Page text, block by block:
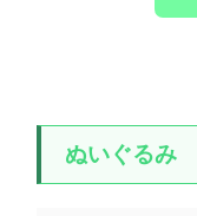
ぬいぐるみ